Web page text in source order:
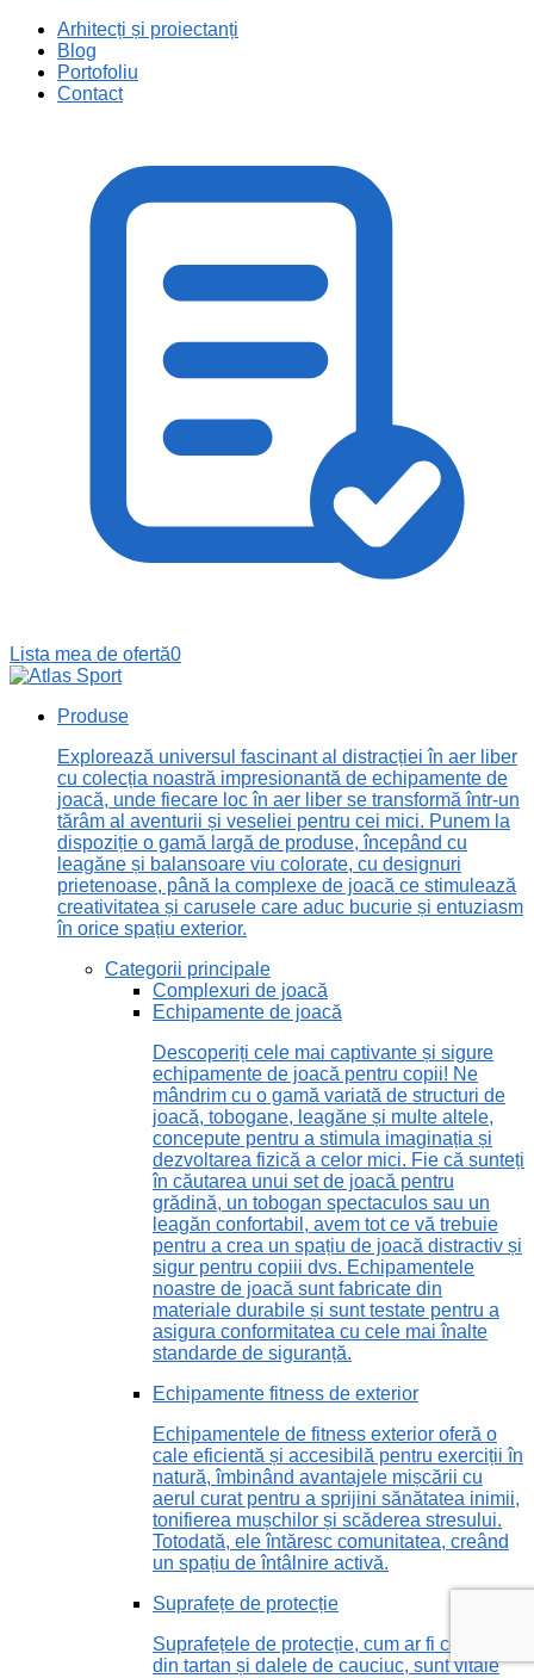
Arhitecți și proiectanți
Blog
Portofoliu
Contact
Lista mea de ofertă0
Produse
Explorează universul fascinant al distracției în aer liber
cu colecția noastră impresionantă de echipamente de
joacă, unde fiecare loc în aer liber se transformă într-un
tărâm al aventurii și veseliei pentru cei mici. Punem la
dispoziție o gamă largă de produse, începând cu
leagăne și balansoare viu colorate, cu designuri
prietenoase, până la complexe de joacă ce stimulează
creativitatea și carusele care aduc bucurie și entuziasm
în orice spațiu exterior.
Categorii principale
Complexuri de joacă
Echipamente de joacă
Descoperiți cele mai captivante și sigure
echipamente de joacă pentru copii! Ne
mândrim cu o gamă variată de structuri de
joacă, tobogane, leagăne și multe altele,
concepute pentru a stimula imaginația și
dezvoltarea fizică a celor mici. Fie că sunteți
în căutarea unui set de joacă pentru
grădină, un tobogan spectaculos sau un
leagăn confortabil, avem tot ce vă trebuie
pentru a crea un spațiu de joacă distractiv și
sigur pentru copiii dvs. Echipamentele
noastre de joacă sunt fabricate din
materiale durabile și sunt testate pentru a
asigura conformitatea cu cele mai înalte
standarde de siguranță.
Echipamente fitness de exterior
Echipamentele de fitness exterior oferă o
cale eficientă și accesibilă pentru exerciții în
natură, îmbinând avantajele mișcării cu
aerul curat pentru a sprijini sănătatea inimii,
tonifierea mușchilor și scăderea stresului.
Totodată, ele întăresc comunitatea, creând
un spațiu de întâlnire activă.
Suprafețe de protecție
Suprafețele de protecție, cum ar fi covorul
din tartan și dalele de cauciuc, sunt vitale